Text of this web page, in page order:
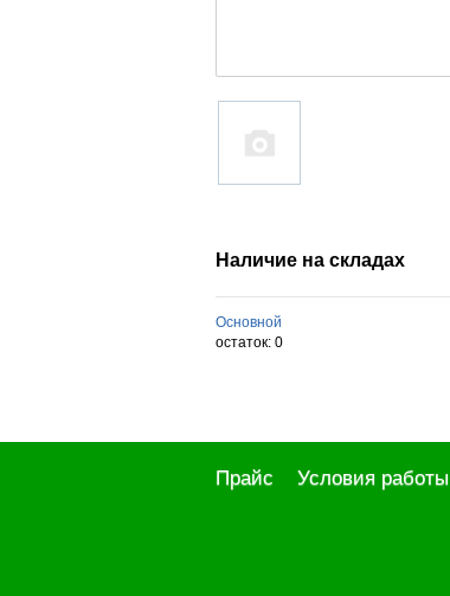
Наличие на складах
Основной
остаток: 0
Прайс Условия работы